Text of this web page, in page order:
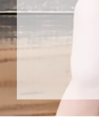
平素は格別
下記期間を
2025年12月